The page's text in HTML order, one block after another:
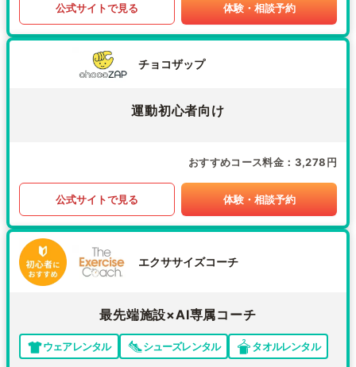
公式サイトで見る 体験・相談予約
チョコザップ
運動初心者向け
おすすめコース料金 3,278円
公式サイトで見る 体験・相談予約
エクササイズコーチ
最先端施設×AI専属コーチ
ウェアレンタル シューズレンタル タオルレンタル